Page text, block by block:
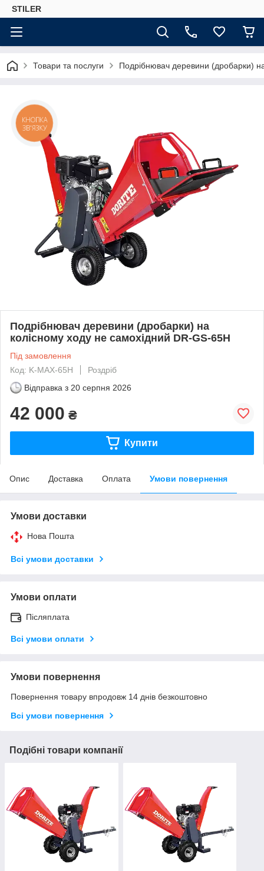
STILER
Товари та послуги Подрібнювач деревини (дробарки)
Подрібнювач деревини (дробарки) на
колісному ходу не самохідний DR-GS-65H
Під замовлення
Код: K-MAX-65H
Роздріб
Відправка з 20 серпня 2026
42 000 ₴
Купити
Опис Доставка Оплата Умови повернення
Умови доставки
Нова Пошта
Всі умови доставки
Умови оплати
Післяплата
Всі умови оплати
Умови повернення
Повернення товару впродовж 14 днів безкоштовно
Всі умови повернення
Подібні товари компанії
КНОПКА
ЗВ'ЯЗКУ